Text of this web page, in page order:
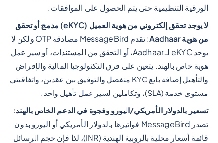
الورقية التنظيمية حتى يتم الحصول على الموافقات.
لا يوجد تحقق إلكتروني من هوية العميل (eKYC) مدمج أو تحقق
من هوية Aadhaar
: تقدم MessageBird مصادقة OTP ولكن لا
يوجد eKYC لـ Aadhaar، أو التحقق من المستندات، أو سير عمل
هوية خاص بالهند. يتعين على فرق التكنولوجيا المالية والإقراض
والتأهيل إضافة بائع KYC منفصل والتوفيق بين عقدين، واتفاقيتي
مستوى خدمة (SLA)، وتكاملين لسير عمل تأهيل واحد.
تسعير بالدولار الأمريكي/اليورو وفجوة في الدعم الخاص بالهند:
تصدر MessageBird فواتيرها بالدولار الأمريكي أو اليورو بدون
قائمة أسعار محلية بالروبية الهندية (INR)، لذا فإن حجم الرسائل